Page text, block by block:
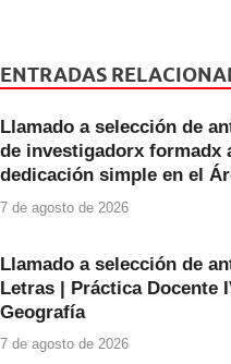
e
o
o
k
er s
p
p
ENTRADAS
Llamado a selección de
de investigadorx formadx
dedicación simple en el
7 de agosto de 2026
Llamado a selección de
Letras | Práctica Docente
Geografía
7 de agosto de 2026